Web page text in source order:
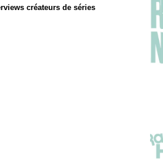
créateurs de séries